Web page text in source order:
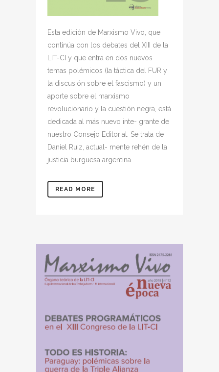
Esta edición de Marxismo Vivo, que
continúa con los debates del XIII de la
LIT-CI y que entra en dos nuevos
temas polémicos (la táctica del FUR y
la discusión sobre el fascismo) y un
aporte sobre el marxismo
revolucionario y la cuestión negra, está
dedicada al más nuevo inte- grante de
nuestro Consejo Editorial. Se trata de
Daniel Ruiz, actual- mente rehén de la
justicia burguesa argentina.
READ MORE